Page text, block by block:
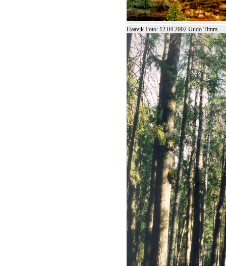
Haavik Foto: 12.04.2002 Uudo Timm